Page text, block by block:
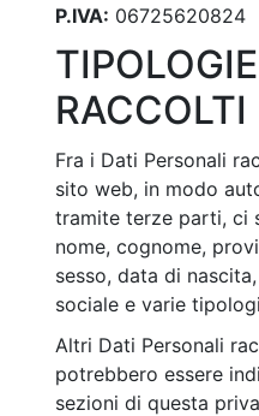
P.IVA: 06725620824
RACCOLTI
Fra i Dati Personali
sito web, in modo
tramite terze parti, ci
nome, cognome,
sesso, data di
sociale e varie
Altri Dati Personali
potrebbero essere
sezioni di questa